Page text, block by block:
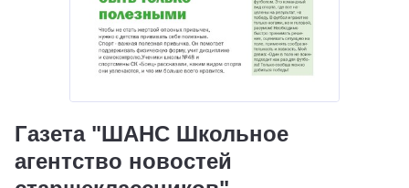
Газета "ШАНС Школьное
агентство новостей